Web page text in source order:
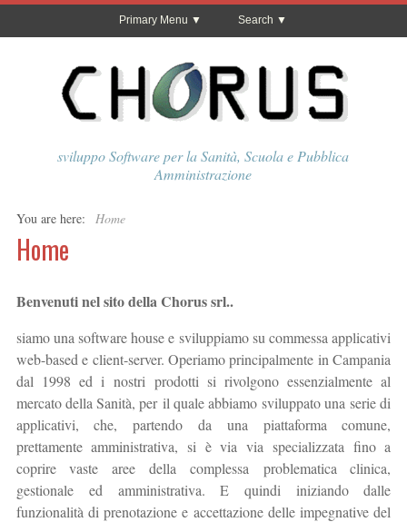
Primary Menu Search
sviluppo Software per la Sanità, Scuola e Pubblica
Amministrazione
You are here: Home
Home
Benvenuti nel sito della Chorus srl..
siamo una software house e sviluppiamo su commessa applicativi
web-based e client-server. Operiamo principalmente in Campania
dal 1998 ed i nostri prodotti si rivolgono essenzialmente al
mercato della Sanità, per il quale abbiamo sviluppato una serie di
applicativi, che, partendo da una piattaforma comune,
prettamente amministrativa, si è via via specializzata fino a
coprire vaste aree della complessa problematica clinica,
gestionale ed amministrativa. E quindi iniziando dalle
funzionalità di prenotazione e accettazione delle impegnative del